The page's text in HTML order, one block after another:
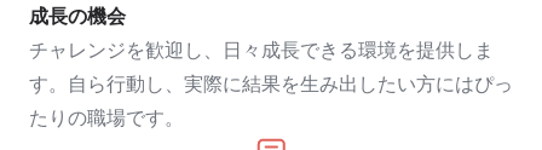
成長の機会
チャレンジを歓迎し、日々成長できる環境を提供しま
す。自ら行動し、実際に結果を生み出したい方にはぴっ
たりの職場です。